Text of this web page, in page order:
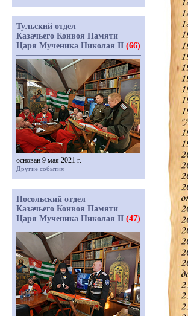
Тульский отдел
Казачьего Конвоя Памяти
Царя Мученика Николая II (66)
основан 9 мая 2021 г.
Другие события
Посольский отдел
Казачьего Конвоя Памяти
Царя Мученика Николая II (47)